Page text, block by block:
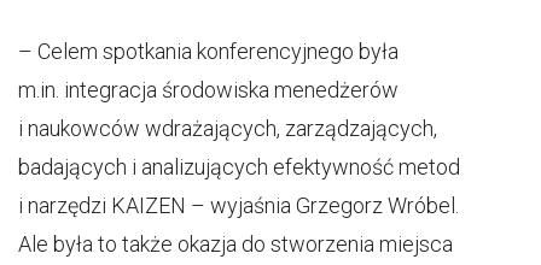
– Celem spotkania konferencyjnego była
m.in. integracja środowiska menedżerów
i naukowców wdrażających, zarządzających,
badających i analizujących efektywność metod
i narzędzi KAIZEN – wyjaśnia Grzegorz Wróbel.
Ale była to także okazja do stworzenia miejsca